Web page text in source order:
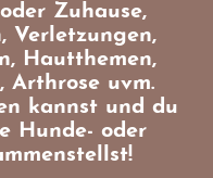
Zuhause,
Verletzungen,
Hautthemen,
Arthrose uvm.
kannst und du
Hunde- oder